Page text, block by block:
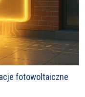
fotowoltaiczne